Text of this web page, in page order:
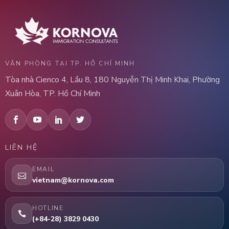
VĂN PHÒNG TẠI TP. HỒ CHÍ MINH
Tòa nhà Cienco 4, Lầu 8, 180 Nguyễn Thị Minh Khai, Phường
Xuân Hòa, TP. Hồ Chí Minh
LIÊN HỆ
EMAIL
vietnam@kornova.com
HOTLINE
(+84-28) 3829 0430